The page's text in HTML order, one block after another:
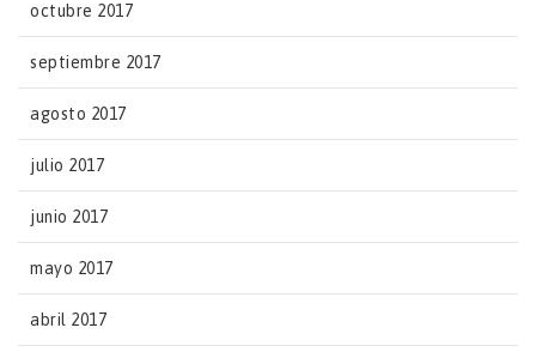
octubre 2017
septiembre 2017
agosto 2017
julio 2017
junio 2017
mayo 2017
abril 2017